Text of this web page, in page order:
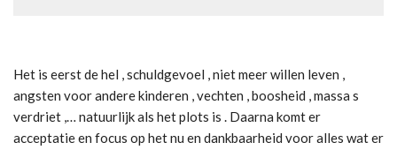
Het is eerst de hel , schuldgevoel , niet meer willen leven ,
angsten voor andere kinderen , vechten , boosheid , massa s
verdriet ,… natuurlijk als het plots is . Daarna komt er
acceptatie en focus op het nu en dankbaarheid voor alles wat er